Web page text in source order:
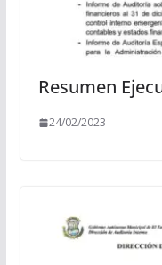
Resumen
24/02/2023